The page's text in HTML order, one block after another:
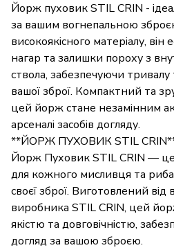
Йорж пуховик STIL CRIN -
за вашим вогнепальною
високоякісного матеріалу,
нагар та залишки пороху з
ствола, забезпечуючи
вашої зброї. Компактний та
цей йорж стане незамінним
арсеналі засобів догляду.
**ЙОРЖ ПУХОВИК STIL
Йорж Пуховик STIL CRIN — це
для кожного мисливця та
своєї зброї. Виготовлений від
виробника STIL CRIN, цей
якістю та довговічністю,
догляд за вашою зброєю.